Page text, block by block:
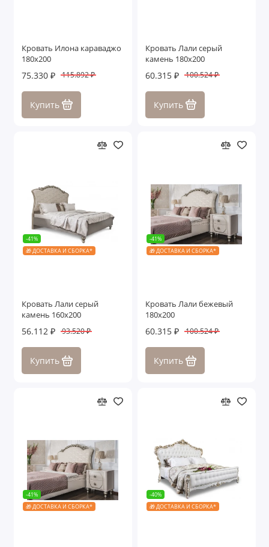
Кровать Илона караваджо
180х200
75.330 ₽ 115.892 ₽
Купить
Кровать Лали серый
камень 180х200
60.315 ₽ 100.524 ₽
Купить
-41%
🎁 ДОСТАВКА И СБОРКА*
Кровать Лали серый
камень 160х200
56.112 ₽ 93.520 ₽
Купить
-41%
🎁 ДОСТАВКА И СБОРКА*
Кровать Лали бежевый
180х200
60.315 ₽ 100.524 ₽
Купить
-41%
🎁 ДОСТАВКА И СБОРКА*
-40%
🎁 ДОСТАВКА И СБОРКА*